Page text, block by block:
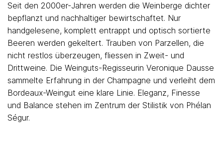
Seit den 2000er-Jahren werden die Weinberge dichter
bepflanzt und nachhaltiger bewirtschaftet. Nur
handgelesene, komplett entrappt und optisch sortierte
Beeren werden gekeltert. Trauben von Parzellen, die
nicht restlos überzeugen, fliessen in Zweit- und
Drittweine. Die Weinguts-Regisseurin Veronique Dausse
sammelte Erfahrung in der Champagne und verleiht dem
Bordeaux-Weingut eine klare Linie. Eleganz, Finesse
und Balance stehen im Zentrum der Stilistik von Phélan
Ségur.